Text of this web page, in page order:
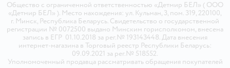
Общество с ограниченной ответственностью «Детмир БЕЛ» ( ООО
«Детмир БЕЛ» ). Место нахождения: ул. Кульман, 3, пом. 319, 220100,
г. Минск, Республика Беларусь. Свидетельство о государственной
регистрации № 0072500 выдано Минским горисполкомом, внесена
запись в ЕГР 01.10.2018 за рег.№ 193143448. Дата внесения
интернет-магазина в Торговый реестр Республики Беларусь:
09.09.2021 за рег.№ 518552.
Уполномоченный продавца рассматривать обращения покупателей